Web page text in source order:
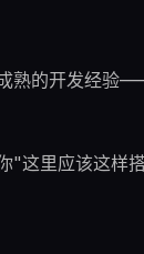
熟的开发经
这里应该这样